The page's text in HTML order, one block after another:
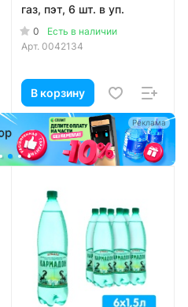
Реклама
газ, пэт, 6 шт. в уп.
0
Есть в наличии
Арт. 0042134
В корзину